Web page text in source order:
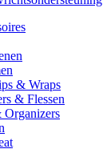
& Wraps
& Flessen